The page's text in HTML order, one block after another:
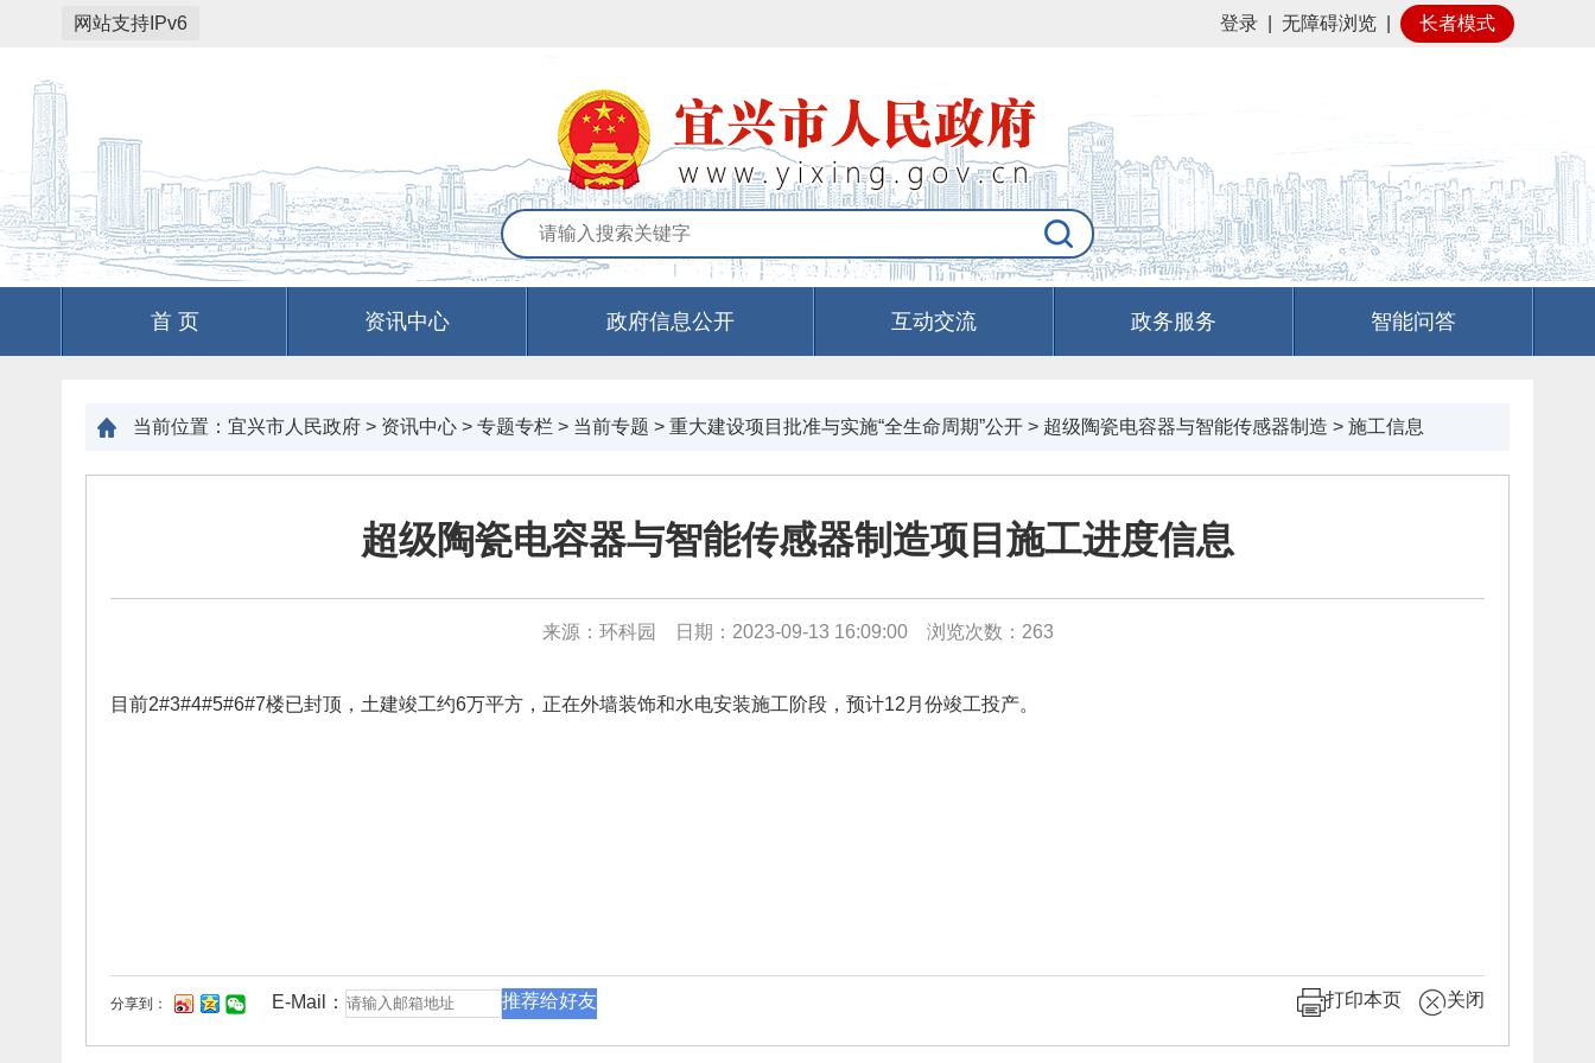
网站支持IPv6 登录 无障碍浏览 长者模式
首 页 资讯中心 政府信息公开 互动交流 政务服务 智能问答
当前位置： 宜兴市人民政府 > 资讯中心 > 专题专栏 > 当前专题 > 重大建设项目批准与实施“全生命周期”公开 > 超级陶瓷电容器与智能传感器制造 > 施工信息
超级陶瓷电容器与智能传感器制造项目施工进度信息
来源：环科园 日期：2023-09-13 16:09:00 浏览次数： 263
目前2#3#4#5#6#7楼已封顶，土建竣工约6万平方，正在外墙装饰和水电安装施工阶段，预计12月份竣工投产。
分享到： E-Mail： 推荐给好友 打印本页 关闭